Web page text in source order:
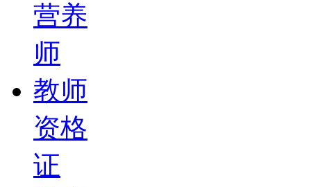
营养
师
教师
资格
证